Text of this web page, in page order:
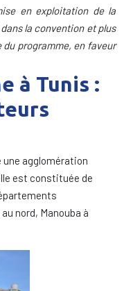
en exploitation de la
la convention et plus
programme, en faveur
à Tunis :
agglomération
est constituée de
nord, Manouba à